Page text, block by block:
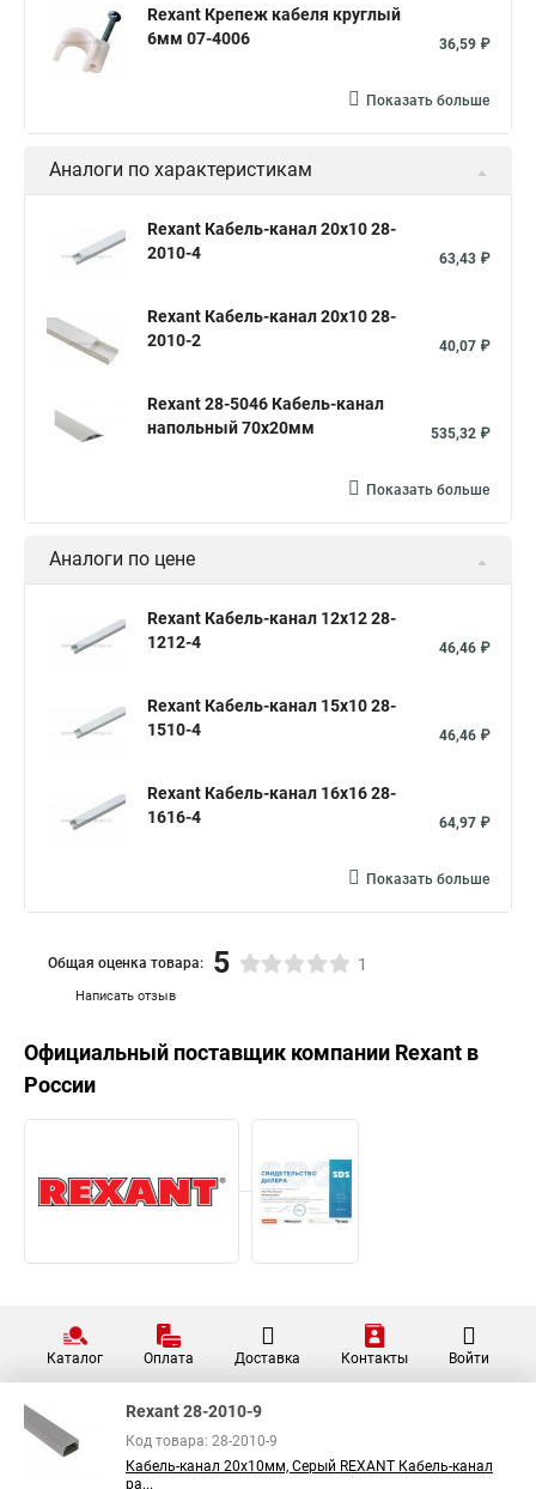
Rexant Крепеж кабеля круглый
6мм 07-4006
36,59 ₽
Показать больше
Аналоги по характеристикам
Rexant Кабель-канал 20х10 28-
2010-4
63,43 ₽
Rexant Кабель-канал 20х10 28-
2010-2
40,07 ₽
Rexant 28-5046 Кабель-канал
напольный 70х20мм
535,32 ₽
Показать больше
Аналоги по цене
Rexant Кабель-канал 12х12 28-
1212-4
46,46 ₽
Rexant Кабель-канал 15х10 28-
1510-4
46,46 ₽
Rexant Кабель-канал 16х16 28-
1616-4
64,97 ₽
Показать больше
Написать отзыв
Общая оценка товара: 5 1
Официальный поставщик компании Rexant в
России
Каталог Оплата Доставка Контакты Войти
Rexant 28-2010-9
Код товара: 28-2010-9
Кабель-канал 20х10мм, Серый REXANT Кабель-канал
ра...